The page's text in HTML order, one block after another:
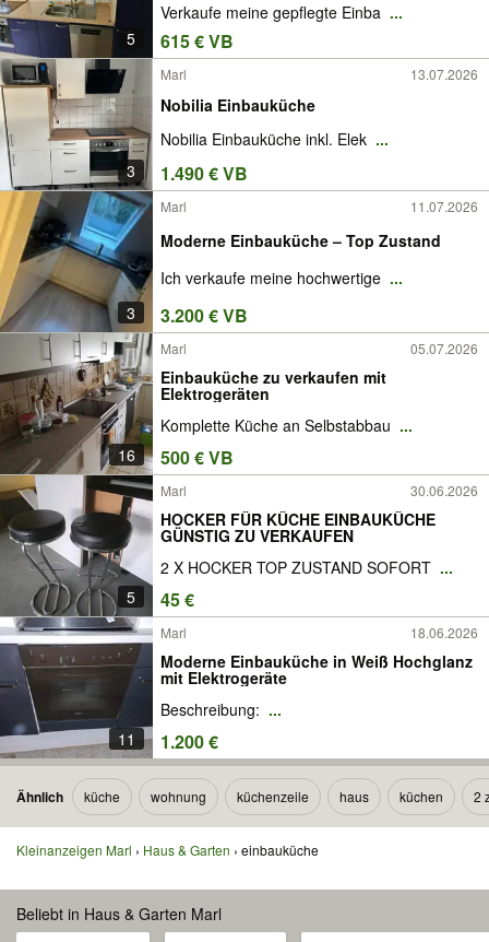
5
Verkaufe meine gepflegte Einba ...
615 € VB
3
Marl 13.07.2026
Nobilia Einbauküche
Nobilia Einbauküche inkl. Elek ...
1.490 € VB
3
Marl 11.07.2026
Moderne Einbauküche – Top Zustand
Ich verkaufe meine hochwertige ...
3.200 € VB
16
Marl 05.07.2026
Einbauküche zu verkaufen mit
Elektrogeräten
Komplette Küche an Selbstabbau ...
500 € VB
5
Marl 30.06.2026
HOCKER FÜR KÜCHE EINBAUKÜCHE
GÜNSTIG ZU VERKAUFEN
2 X HOCKER TOP ZUSTAND SOFORT ...
45 €
11
Marl 18.06.2026
Moderne Einbauküche in Weiß Hochglanz
mit Elektrogeräte
Beschreibung: ...
1.200 €
Ähnlich küche wohnung küchenzeile haus küchen 2
Kleinanzeigen Marl Haus & Garten einbauküche
Beliebt in Haus & Garten Marl